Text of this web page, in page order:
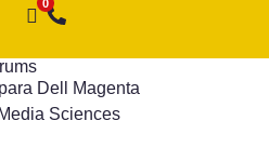
Dell Magenta
Sciences